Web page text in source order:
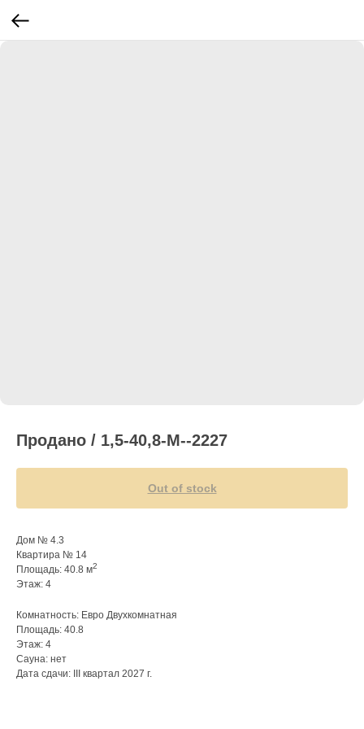
Продано / 1,5-40,8-M--2227
Out of stock
Дом № 4.3
Квартира № 14
Площадь: 40.8 м2
Этаж: 4
Комнатность: Евро Двухкомнатная
Площадь: 40.8
Этаж: 4
Сауна: нет
Дата сдачи: III квартал 2027 г.